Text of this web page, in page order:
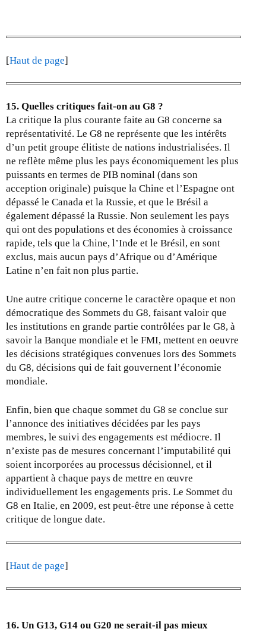
[Haut de page]
15. Quelles critiques fait-on au G8 ?
La critique la plus courante faite au G8 concerne sa
représentativité. Le G8 ne représente que les intérêts
d’un petit groupe élitiste de nations industrialisées. Il
ne reflète même plus les pays économiquement les plus
puissants en termes de PIB nominal (dans son
acception originale) puisque la Chine et l’Espagne ont
dépassé le Canada et la Russie, et que le Brésil a
également dépassé la Russie. Non seulement les pays
qui ont des populations et des économies à croissance
rapide, tels que la Chine, l’Inde et le Brésil, en sont
exclus, mais aucun pays d’Afrique ou d’Amérique
Latine n’en fait non plus partie.
Une autre critique concerne le caractère opaque et non
démocratique des Sommets du G8, faisant valoir que
les institutions en grande partie contrôlées par le G8, à
savoir la Banque mondiale et le FMI, mettent en oeuvre
les décisions stratégiques convenues lors des Sommets
du G8, décisions qui de fait gouvernent l’économie
mondiale.
Enfin, bien que chaque sommet du G8 se conclue sur
l’annonce des initiatives décidées par les pays
membres, le suivi des engagements est médiocre. Il
n’existe pas de mesures concernant l’imputabilité qui
soient incorporées au processus décisionnel, et il
appartient à chaque pays de mettre en œuvre
individuellement les engagements pris. Le Sommet du
G8 en Italie, en 2009, est peut-être une réponse à cette
critique de longue date.
[Haut de page]
16. Un G13, G14 ou G20 ne serait-il pas mieux